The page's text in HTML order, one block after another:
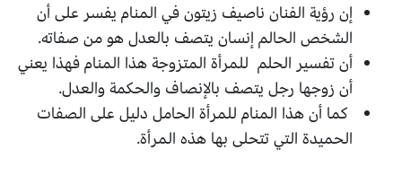
إن رؤية الفنان ناصيف زيتون في المنام يفسر على أن
الشخص الحالم إنسان يتصف بالعدل هو من صفاته.
أن تفسير الحلم للمرأة المتزوجة هذا المنام فهذا يعني
أن زوجها رجل يتصف بالإنصاف والحكمة والعدل.
كما أن هذا المنام للمرأة الحامل دليل على الصفات
الحميدة التي تتحلى بها هذه المرأة.